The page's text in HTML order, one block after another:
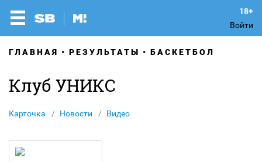
Войти
ГЛАВНАЯ РЕЗУЛЬТАТЫ БАСКЕТБОЛ
Клуб УНИКС
Карточка Новости Видео